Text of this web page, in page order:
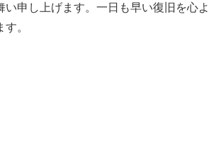
い申し上げます。一日も早い復旧を心よ
。